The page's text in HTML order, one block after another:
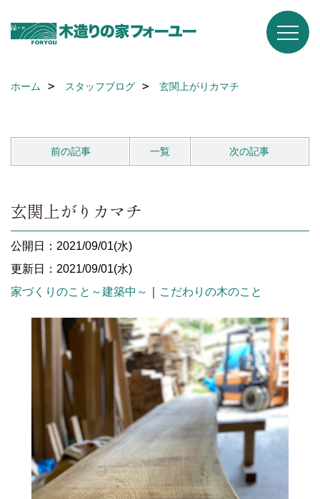
ホーム スタッフブログ 玄関上がりカマチ
前の記事 一覧 次の記事
玄関上がりカマチ
公開日：2021/09/01(水)
更新日：2021/09/01(水)
家づくりのこと～建築中～
こだわりの木のこと